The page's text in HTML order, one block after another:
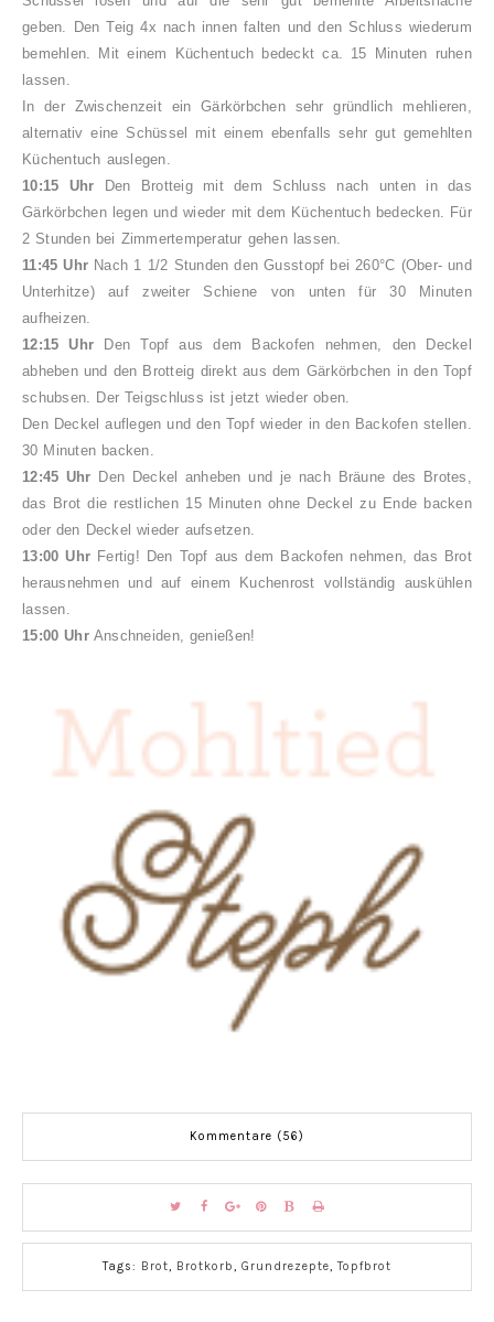
geben. Den Teig 4x nach innen falten und den Schluss wiederum
bemehlen. Mit einem Küchentuch bedeckt ca. 15 Minuten ruhen
lassen.
In der Zwischenzeit ein Gärkörbchen sehr gründlich mehlieren,
alternativ eine Schüssel mit einem ebenfalls sehr gut gemehlten
Küchentuch auslegen.
10:15 Uhr
Den Brotteig mit dem Schluss nach unten in das
Gärkörbchen legen und wieder mit dem Küchentuch bedecken. Für
2 Stunden bei Zimmertemperatur gehen lassen.
11:45 Uhr Nach 1 1/2 Stunden den Gusstopf bei 260°C (Ober- und
Unterhitze) auf zweiter Schiene von unten für 30 Minuten
aufheizen.
12:15 Uhr Den Topf aus dem Backofen nehmen, den Deckel
abheben und den Brotteig direkt aus dem Gärkörbchen in den Topf
schubsen. Der Teigschluss ist jetzt wieder oben.
Den Deckel auflegen und den Topf wieder in den Backofen stellen.
30 Minuten backen.
12:45 Uhr Den Deckel anheben und je nach Bräune des Brotes,
das Brot die restlichen 15 Minuten ohne Deckel zu Ende backen
oder den Deckel wieder aufsetzen.
13:00 Uhr Fertig! Den Topf aus dem Backofen nehmen, das Brot
herausnehmen und auf einem Kuchenrost vollständig auskühlen
lassen.
15:00 Uhr Anschneiden, genießen!
Kommentare (56)
Tags: Brot, Brotkorb, Grundrezepte,Topfbrot